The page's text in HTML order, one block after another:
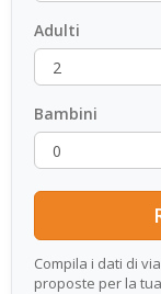
Adulti
Bambini
Compila i dati di
proposte per la tua